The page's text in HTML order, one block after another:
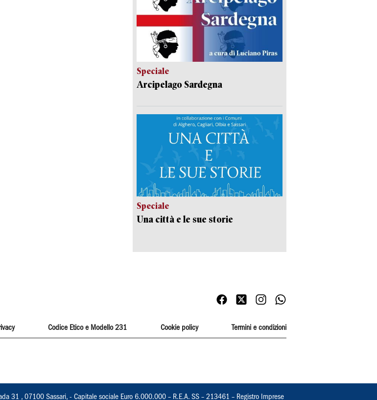
Speciale
Arcipelago Sardegna
Speciale
Una città e le sue storie
Codice Etico e Modello 231 Cookie policy Termini e condizioni
31 , 07100 Sassari, - Capitale sociale Euro 6.000.000 – R.E.A. SS – 213461 – Registro Imprese